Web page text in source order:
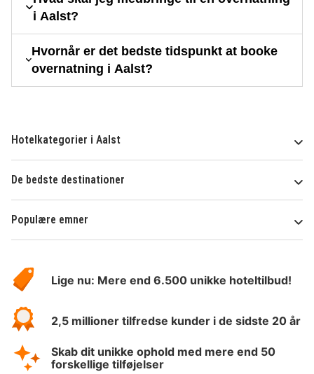
i Aalst?
Hvornår er det bedste tidspunkt at booke
overnatning i Aalst?
Hotelkategorier i Aalst
De bedste destinationer
Populære emner
HotelSpecials
Lige nu: Mere end 6.500 unikke hoteltilbud!
2,5 millioner tilfredse kunder i de sidste 20 år
Skab dit unikke ophold med mere end 50
forskellige tilføjelser